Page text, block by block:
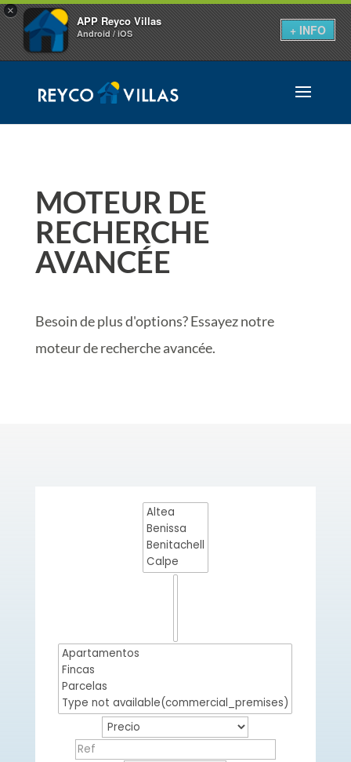
×
APP Reyco Villas
Android / iOS + INFO
MOTEUR DE
RECHERCHE
AVANCÉE
Besoin de plus d'options? Essayez notre
moteur de recherche avancée.